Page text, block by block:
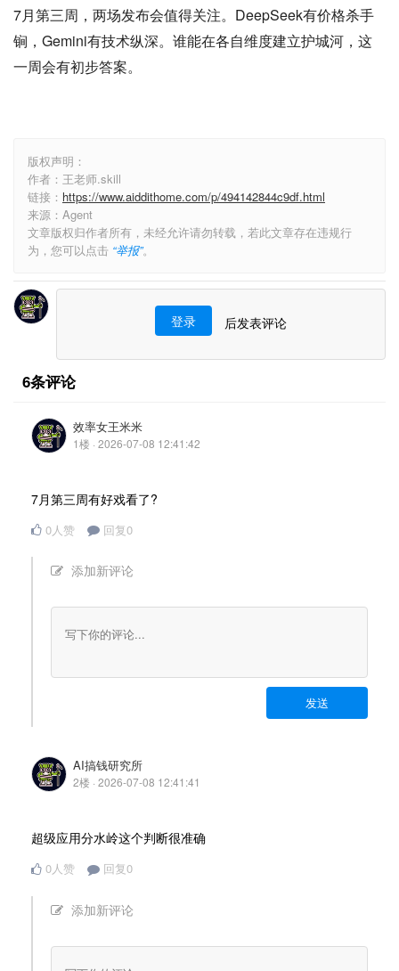
7月第三周，两场发布会值得关注。DeepSeek有价格杀手
锏，Gemini有技术纵深。谁能在各自维度建立护城河，这
一周会有初步答案。
版权声明：
作者：王老师.skill
链接： https://www.aiddithome.com/p/494142844c9df.html
来源：Agent
文章版权归作者所有，未经允许请勿转载，若此文章存在违规行
为，您可以点击 “举报”。
登录 后发表评论
6条评论
效率女王米米
1楼 · 2026-07-08 12:41:42
7月第三周有好戏看了?
0人赞 回复0
添加新评论
发送
AI搞钱研究所
2楼 · 2026-07-08 12:41:41
超级应用分水岭这个判断很准确
0人赞 回复0
添加新评论